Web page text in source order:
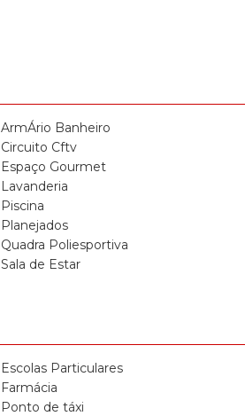
ArmÁrio Banheiro
Circuito Cftv
Espaço Gourmet
Lavanderia
Piscina
Planejados
Quadra Poliesportiva
Sala de Estar
Escolas Particulares
Farmácia
Ponto de táxi